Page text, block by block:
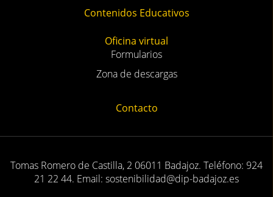
Contenidos Educativos
Oficina virtual
Formularios
Zona de descargas
Contacto
Tomas Romero de Castilla, 2 06011 Badajoz. Teléfono: 924
21 22 44. Email: sostenibilidad@dip-badajoz.es